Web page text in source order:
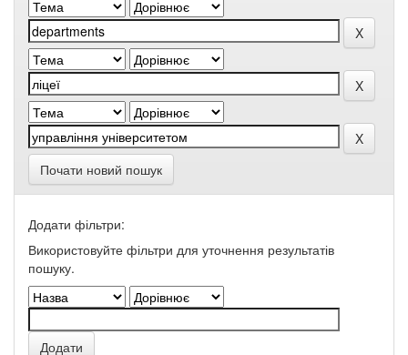
Почати новий пошук
Додати фільтри:
Використовуйте фільтри для уточнення результатів
пошуку.